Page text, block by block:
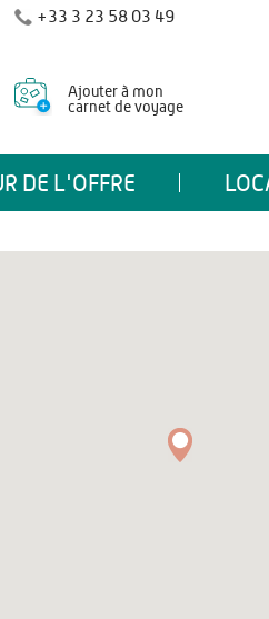
+33 3 23 58 03 49
Ajouter à mon
carnet de voyage
DE L'OFFRE